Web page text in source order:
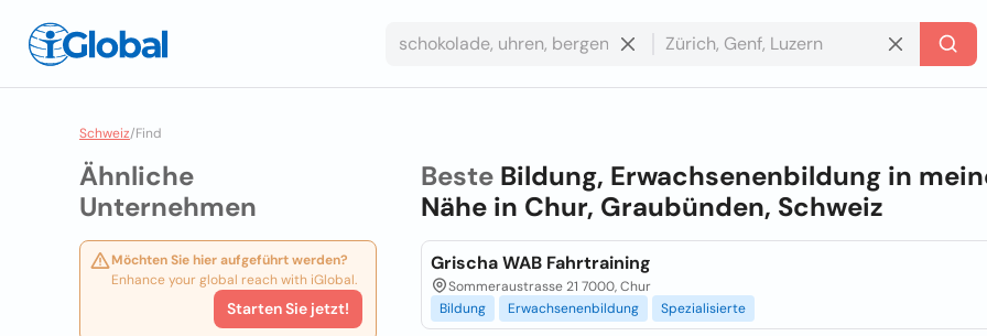
Schweiz/Find
Ähnliche
Unternehmen
Möchten Sie hier aufgeführt werden?
Enhance your global reach with iGlobal.
Starten Sie jetzt!
Beste Bildung, Erwachsenenbildung in
Nähe in Chur, Graubünden, Schweiz
Grischa WAB Fahrtraining
Sommeraustrasse 21 7000, Chur
Bildung
Erwachsenenbildung Spezialisierte